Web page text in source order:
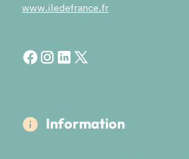
www.iledefrance.fr
Information